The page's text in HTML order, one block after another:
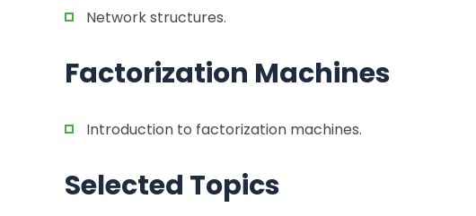
Network structures.
Factorization Machines
Introduction to factorization machines.
Selected Topics